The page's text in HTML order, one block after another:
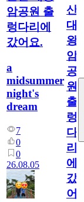
암공원 출
렁다리에
갔어요.
a
midsummer
night's
dream
7
0
0
26.08.05
산
대
왕
암
공
원
출
렁
다
리
에
갔
어